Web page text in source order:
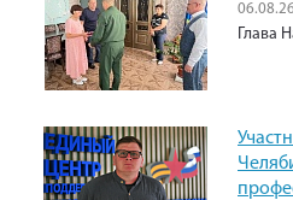
Глава